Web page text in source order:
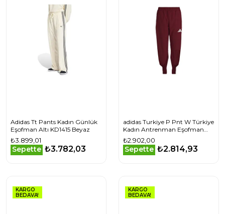
Adidas Tt Pants Kadın Günlük
Eşofman Altı KD1415 Beyaz
₺3.899,01
Sepette ₺3.782,03
adidas Turkiye P Pnt W Türkiye
Kadın Antrenman Eşofman
Altı JH0785 Kırmızı
₺2.902,00
Sepette ₺2.814,93
KARGO
BEDAVA!
KARGO
BEDAVA!